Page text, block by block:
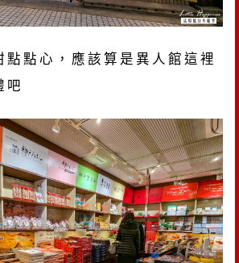
點點心，應該算是異人館這裡
吧